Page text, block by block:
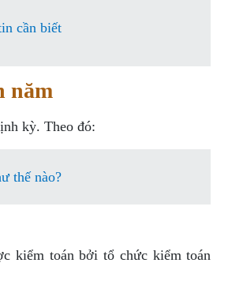
cần biết
năm
kỳ. Theo đó:
thế nào?
kiểm toán bởi tổ chức kiểm toán